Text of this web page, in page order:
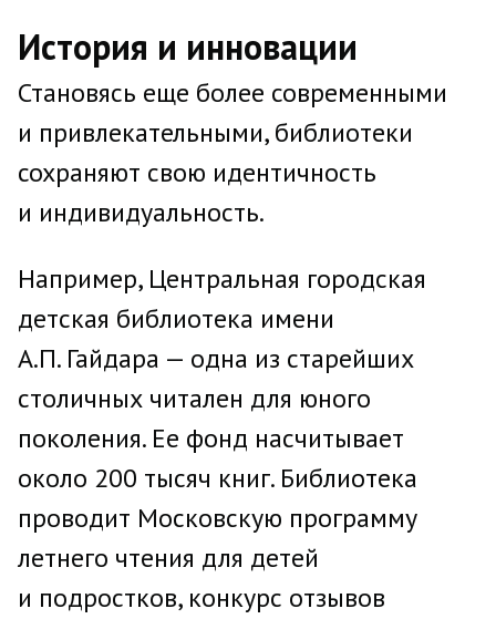
История и инновации
Становясь еще более современными
и привлекательными, библиотеки
сохраняют свою идентичность
и индивидуальность.
Например, Центральная городская
детская библиотека имени
А.П. Гайдара — одна из старейших
столичных читален для юного
поколения. Ее фонд насчитывает
около 200 тысяч книг. Библиотека
проводит Московскую программу
летнего чтения для детей
и подростков, конкурс отзывов